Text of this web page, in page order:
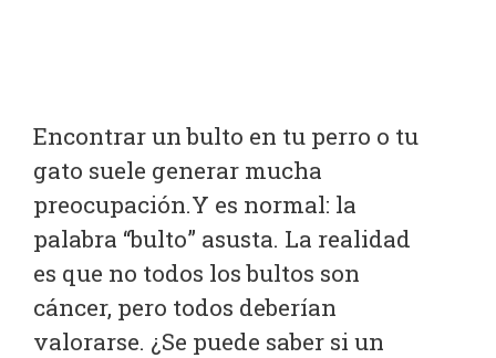
Encontrar un bulto en tu perro o tu
gato suele generar mucha
preocupación.Y es normal: la
palabra “bulto” asusta. La realidad
es que no todos los bultos son
cáncer, pero todos deberían
valorarse. ¿Se puede saber si un